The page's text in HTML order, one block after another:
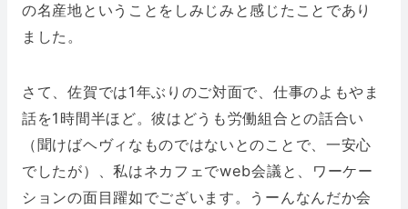
の名産地ということをしみじみと感じたことであり
ました。
さて、佐賀では1年ぶりのご対面で、仕事のよもやま
話を1時間半ほど。彼はどうも労働組合との話合い
（聞けばヘヴィなものではないとのことで、一安心
でしたが）、私はネカフェでweb会議と、ワーケー
ションの面目躍如でございます。うーんなんだか会